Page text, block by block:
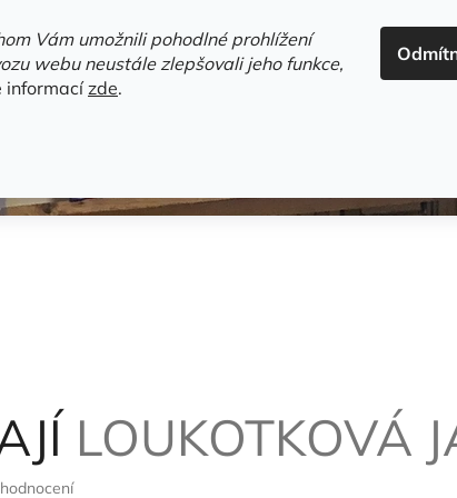
Vám umožnili pohodlné prohlížení
webu neustále zlepšovali jeho funkce,
informacízde.
HLEDAT
LOUKOTKOVÁ